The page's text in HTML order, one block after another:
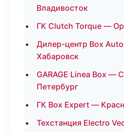
Владивосток
ГК Clutch Torque —
Дилер-центр Box
Хабаровск
GARAGE Linea Box —
Петербург
ГК Box Expert —
Техстанция Electro